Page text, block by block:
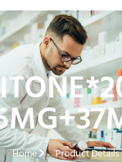
Home Product Details